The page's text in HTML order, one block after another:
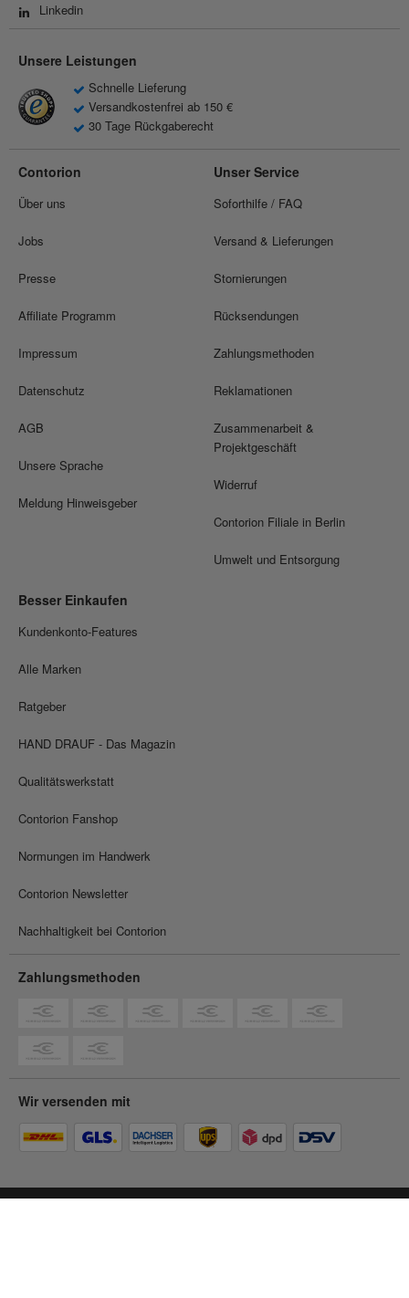
Linkedin
Unsere Leistungen
Schnelle Lieferung
Versandkostenfrei ab 150 €
30 Tage Rückgaberecht
Contorion
Über uns
Jobs
Presse
Affiliate Programm
Impressum
Datenschutz
AGB
Unsere Sprache
Meldung Hinweisgeber
Unser Service
Soforthilfe / FAQ
Versand & Lieferungen
Stornierungen
Rücksendungen
Zahlungsmethoden
Reklamationen
Zusammenarbeit &
Projektgeschäft
Widerruf
Contorion Filiale in Berlin
Umwelt und Entsorgung
Besser Einkaufen
Kundenkonto-Features
Alle Marken
Ratgeber
HAND DRAUF - Das Magazin
Qualitätswerkstatt
Contorion Fanshop
Normungen im Handwerk
Contorion Newsletter
Nachhaltigkeit bei Contorion
Zahlungsmethoden
Wir versenden mit